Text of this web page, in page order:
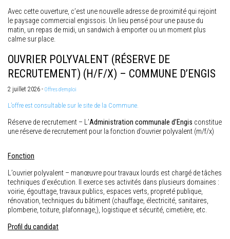
Avec cette ouverture, c’est une nouvelle adresse de proximité qui rejoint
le paysage commercial engissois. Un lieu pensé pour une pause du
matin, un repas de midi, un sandwich à emporter ou un moment plus
calme sur place.
OUVRIER POLYVALENT (RÉSERVE DE
RECRUTEMENT) (H/F/X) – COMMUNE D’ENGIS
2 juillet 2026 - Offres d'emploi
L’offre est consultable sur le site de la Commune.
Réserve de recrutement – L’Administration communale d’Engis constitue
une réserve de recrutement pour la fonction d’ouvrier polyvalent (m/f/x)
Fonction
L’ouvrier polyvalent – manœuvre pour travaux lourds est chargé de tâches
techniques d’exécution. Il exerce ses activités dans plusieurs domaines :
voirie, égouttage, travaux publics, espaces verts, propreté publique,
rénovation, techniques du bâtiment (chauffage, électricité, sanitaires,
plomberie, toiture, plafonnage,), logistique et sécurité, cimetière, etc.
Profil du candidat